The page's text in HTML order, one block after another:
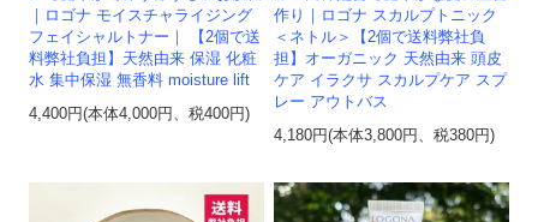
｜ロゴナ モイスチャライジング
フェイシャルトナー｜ 【2個で送
料弊社負担】天然由来 保湿 化粧
水 集中保湿 無香料 moisture lift
4,400円(本体4,000円、税400円)
作り｜ロゴナ スカルプトニック
＜ネトル＞【2個で送料弊社負
担】オーガニック 天然由来 頭皮
ケア イラクサ スカルプケア スプ
レー アウトバス
4,180円(本体3,800円、税380円)